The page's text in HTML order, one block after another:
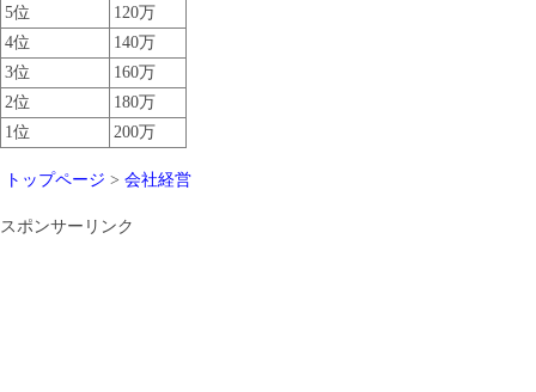
5位
120万
4位
140万
3位
160万
2位
180万
1位
200万
トップページ > 会社経営
スポンサーリンク